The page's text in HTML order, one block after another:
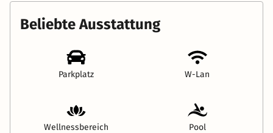
Beliebte Ausstattung
Parkplatz W-Lan
Wellnessbereich Pool